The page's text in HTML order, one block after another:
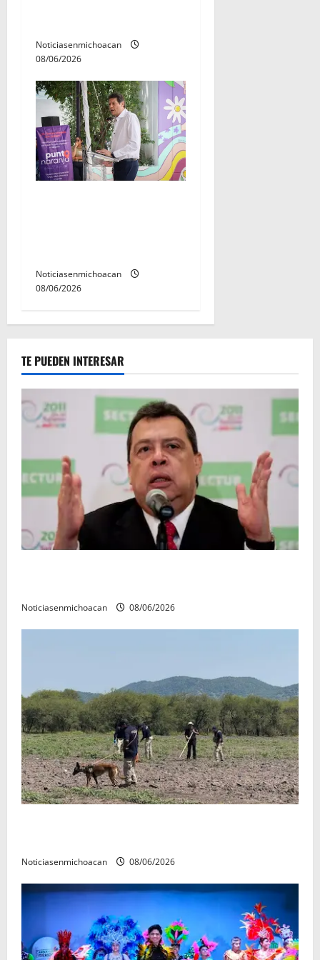
Noticiasenmichoacan
08/06/2026
Noticiasenmichoacan
08/06/2026
TE PUEDEN INTERESAR
Noticiasenmichoacan 08/06/2026
Noticiasenmichoacan 08/06/2026